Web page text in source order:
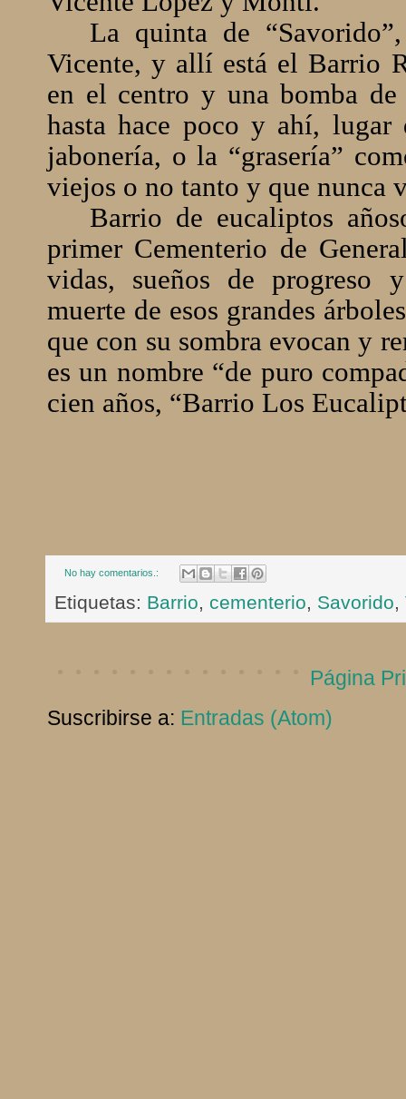
La quinta de
Vicente, y allí está el Barrio
en el centro y una bomba
hasta hace poco y ahí, lugar
jabonería, o la “grasería”
viejos o no tanto y que nunca
Barrio de eucaliptos
primer Cementerio de
vidas, sueños de progreso
muerte de esos grandes
que con su sombra evocan y
es un nombre “de puro
cien años, “Barrio Los
No hay comentarios.:
Etiquetas: Barrio, cementerio, Savorido,
Página
Suscribirse a: Entradas (Atom)